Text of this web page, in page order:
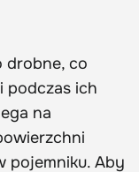
drobne, co
podczas ich
na
pojemniku. Aby